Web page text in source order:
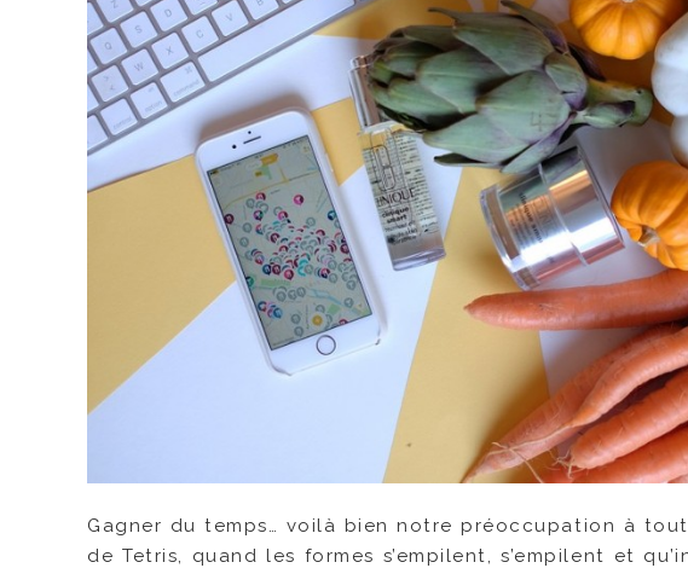
Gagner du temps… voilà bien notre préoccupation à
de Tetris, quand les formes s’empilent, s’empilent et